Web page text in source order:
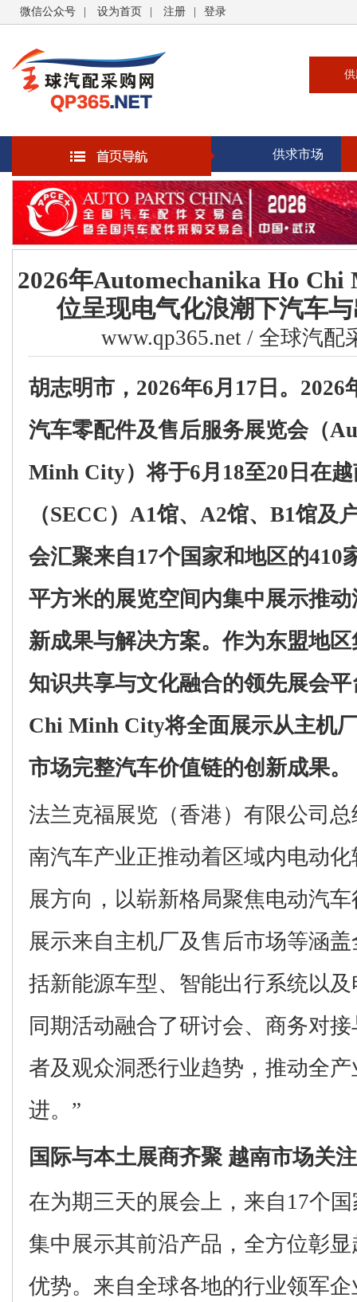
微信公众号 设为首页 注册 登录
大
汽
供求市场
2026年Automechanika Ho
位呈现电气化浪潮下汽车
www.qp365.net / 全球汽配
胡志明市，2026年6月 17 日。 2026
汽车零配件及售后服务展览会（
Minh City）将于6月 18至20 日在
（SECC ） A1馆、 A2馆、 B1馆及
会汇聚来自17个国家和地区的410
平方米的展览空间内集中展示推
新成果与解决方案。作为东盟地
知识共享与文化融合的领先展会平
Chi Minh City将全面展示从主机
市场完整汽车价值链的创新成果。
法兰克福展览（香港）有限公司
南汽车产业正推动着区域内电动
展方向 ，以崭新格局聚焦电动汽车
展示来自主机厂及售后市场等涵
括新能源车型、智能出行系统以
同期活动融合了研讨会、商务对
者及 观众洞悉行业趋势，推动全产
进。 ”
国际与本土展商齐聚 越南市场关
在为期三天的展会上，来自 17个
集中展示其前沿产品 ，全方位彰
优势。来自全球各地的行业领军企